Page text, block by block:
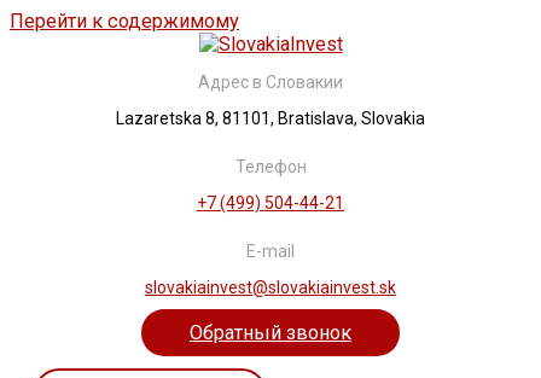
Перейти к содержимому
Адрес в Словакии
Lazaretska 8, 81101, Bratislava, Slovakia
Телефон
+7 (499) 504-44-21
E-mail
slovakiainvest@slovakiainvest.sk
Обратный звонок